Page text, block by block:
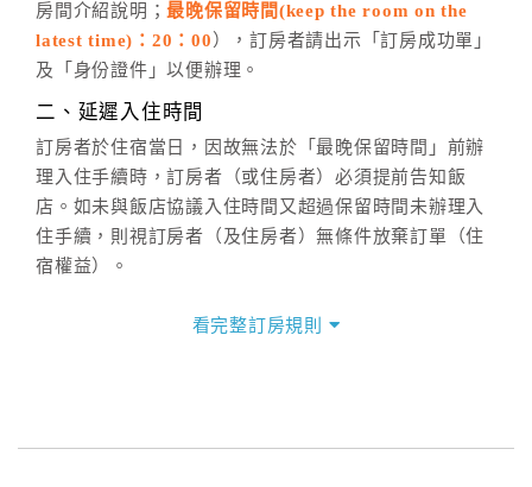
週一至週日，上午9:00～晚上6:00
六、聯絡方式
(07)9682715 。
房間介紹說明；最晚保留時間(keep the room on the
latest time)：20：00 ），訂房者請出示「訂房成功單」
及「身份證件」以便辦理。
二、延遲入住時間
訂房者於住宿當日，因故無法於「最晚保留時間」前辦
理入住手續時，訂房者（或住房者）必須提前告知飯
店。如未與飯店協議入住時間又超過保留時間未辦理入
住手續，則視訂房者（及住房者）無條件放棄訂單（住
宿權益）。
四、訂單異動
看完整訂房規則